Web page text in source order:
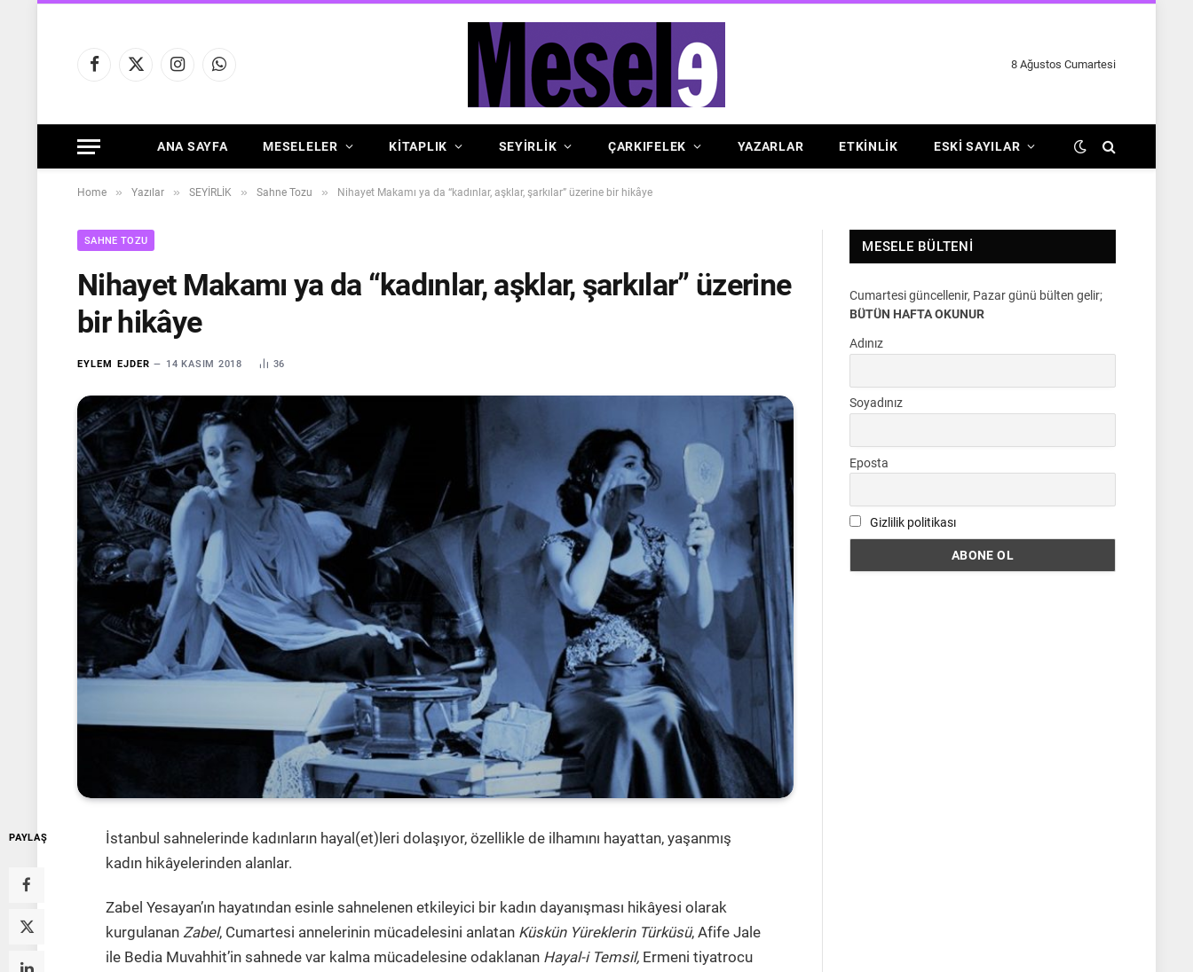
Facebook
X
InstagramWhatsApp
8 Ağustos Cumartesi
ANA SAYFA MESELELER KİTAPLIK SEYİRLİK ÇARKIFELEK YAZARLAR ETKINLIK ESKI SAYILAR
Home » Yazılar » SEYİRLİK » Sahne Tozu » Nihayet Makamı ya da “kadınlar, aşklar, şarkılar” üzerine bir hikâye
SAHNE TOZU
Nihayet Makamı ya da “kadınlar, aşklar, şarkılar” üzerine
bir hikâye
EYLEM EJDER 14 KASIM 2018 36
PAYLAŞ
İstanbul sahnelerinde kadınların hayal(et)leri dolaşıyor, özellikle de ilhamını hayattan, yaşanmış
kadın hikâyelerinden alanlar.
Zabel Yesayan’ın hayatından esinle sahnelenen etkileyici bir kadın dayanışması hikâyesi olarak
kurgulanan Zabel, Cumartesi annelerinin mücadelesini anlatan Küskün Yüreklerin Türküsü, Afife Jale
ile Bedia Muvahhit’in sahnede var kalma mücadelesine odaklanan Hayal-i Temsil,Ermeni tiyatrocu
MESELE BÜLTENI
Cumartesi güncellenir, Pazar günü bülten gelir;
BÜTÜN HAFTA OKUNUR
Adınız
Soyadınız
Eposta
Gizlilik politikası